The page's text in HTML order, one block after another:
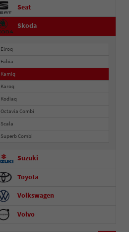
Seat
Skoda
Elroq
Fabia
Kamiq
Karoq
Kodiaq
Octavia Combi
Scala
Superb Combi
Suzuki
Toyota
Volkswagen
Volvo